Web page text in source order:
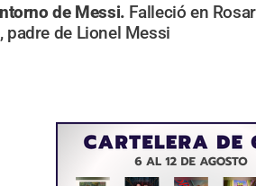
de Messi. Falleció en
padre de Lionel Messi